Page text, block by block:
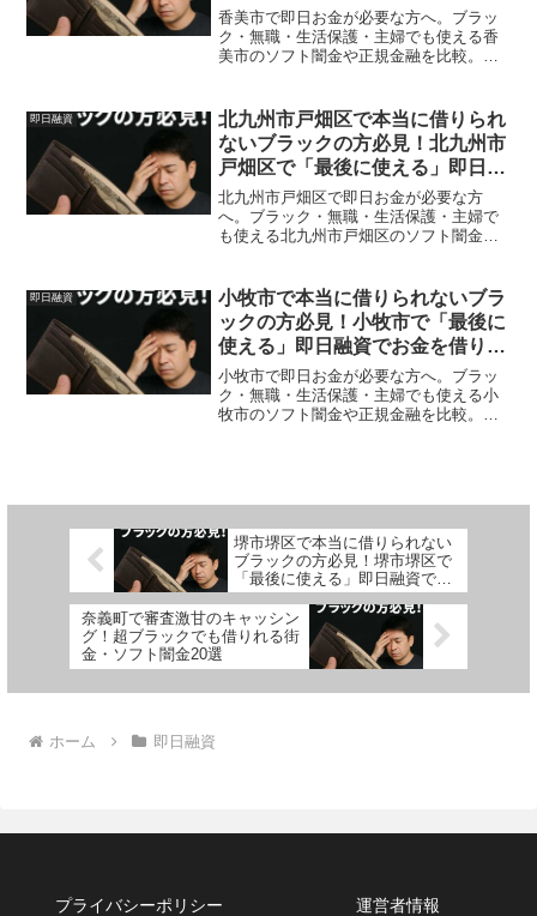
方法を紹介！
香美市で即日お金が必要な方へ。ブラッ
ク・無職・生活保護・主婦でも使える香
美市のソフト闇金や正規金融を比較。安
即日融資
北九州市戸畑区で本当に借りられ
ないブラックの方必見！北九州市
戸畑区で「最後に使える」即日融
資でお金を借りる方法を紹介！
北九州市戸畑区で即日お金が必要な方
へ。ブラック・無職・生活保護・主婦で
も使える北九州市戸畑区のソフト闇金や
即日融資
小牧市で本当に借りられないブラ
ックの方必見！小牧市で「最後に
使える」即日融資でお金を借りる
方法を紹介！
小牧市で即日お金が必要な方へ。ブラッ
ク・無職・生活保護・主婦でも使える小
牧市のソフト闇金や正規金融を比較。安
堺市堺区で本当に借りられない
ブラックの方必見！堺市堺区で
「最後に使える」即日融資でお
金を借りる方法を紹介！
奈義町で審査激甘のキャッシン
グ！超ブラックでも借りれる街
金・ソフト闇金20選
ホーム 即日融資
プライバシーポリシー 運営者情報